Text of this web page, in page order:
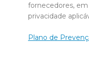
fornecedores,
privacidade
Plano de